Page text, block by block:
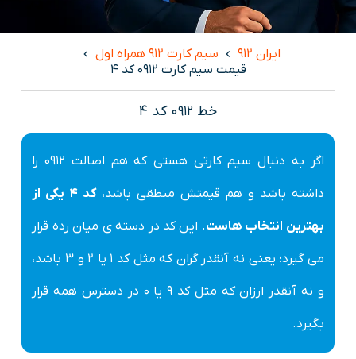
ایران 912
سیم کارت 912 همراه اول
قیمت سیم کارت 0912 کد 4
خط 0912 کد 4
اگر به دنبال سیم کارتی هستی که هم اصالت 0912 را
داشته باشد و هم قیمتش منطقی باشد، کد 4 یکی از
بهترین انتخاب هاست. این کد در دسته ی میان رده قرار
می گیرد؛ یعنی نه آنقدر گران که مثل کد 1 یا 2 و 3 باشد،
و نه آنقدر ارزان که مثل کد 9 یا 0 در دسترس همه قرار
بگیرد.